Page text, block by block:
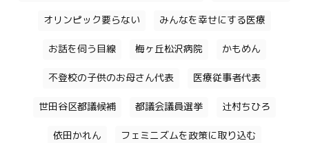
オリンピック要らない みんなを幸せにする医療
お話を伺う目線 梅ヶ丘松沢病院 かもめん
不登校の子供のお母さん代表 医療従事者代表
世田谷区都議候補 都議会議員選挙 辻村ちひろ
依田かれん フェミニズムを政策に取り込む